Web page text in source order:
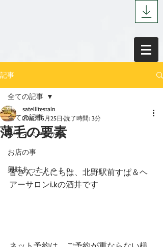
記事
全ての記事
プライベートの事
お店の事
興味あったｋｏｔｏ
全ての記事
薄毛の要素
satellitesrain
2016年6月25日 読了時間: 3分
皆さんこんにちは、北野駅前すぱ＆ヘ
アーサロンi.kの酒井です